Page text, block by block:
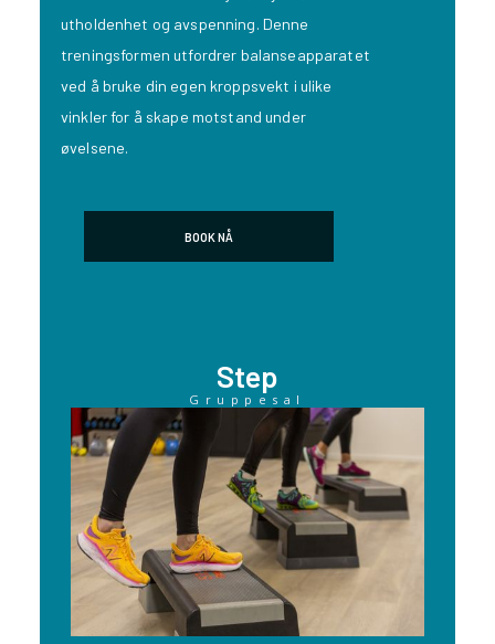
utholdenhet og avspenning. Denne
treningsformen utfordrer balanseapparatet
ved å bruke din egen kroppsvekt i ulike
vinkler for å skape motstand under
øvelsene.
BOOK NÅ
Step
Gruppesal